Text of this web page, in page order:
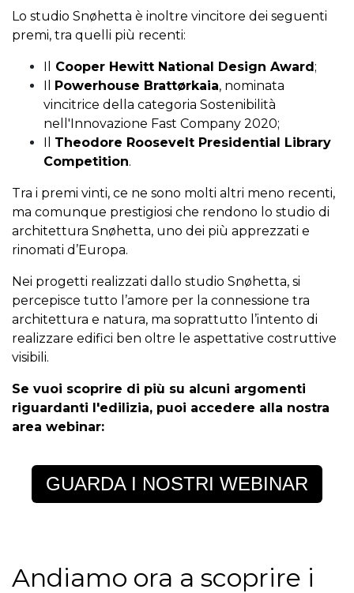
Lo studio Snøhetta è inoltre vincitore dei seguenti
premi, tra quelli più recenti:
Cooper Hewitt National Design Award ;
Powerhouse Brattørkaia, nominata
vincitrice della categoria Sostenibilità
nell'Innovazione Fast Company 2020;
Theodore Roosevelt Presidential Library
Competition.
Tra i premi vinti, ce ne sono molti altri meno recenti,
ma comunque prestigiosi che rendono lo studio di
architettura Snøhetta, uno dei più apprezzati e
rinomati d’Europa.
Nei progetti realizzati dallo studio Snøhetta, si
percepisce tutto l’amore per la connessione tra
architettura e natura, ma soprattutto l’intento di
realizzare edifici ben oltre le aspettative costruttive
visibili.
Se vuoi scoprire di più su alcuni argomenti
riguardanti l'edilizia, puoi accedere alla nostra
area webinar:
GUARDA I NOSTRI WEBINAR
Andiamo ora a scoprire i